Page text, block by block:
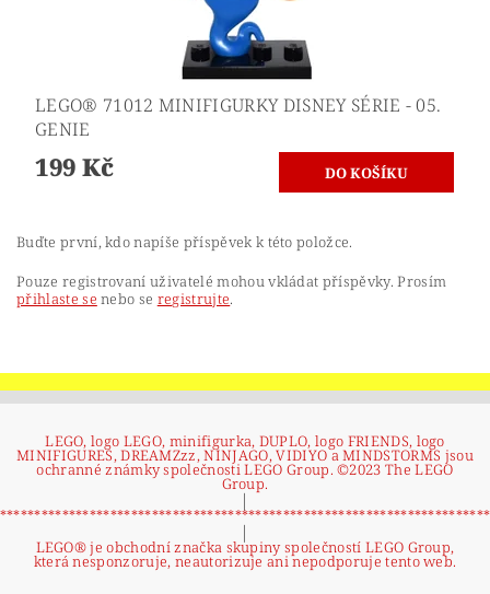
LEGO® 71012 MINIFIGURKY DISNEY SÉRIE - 05.
GENIE
199 Kč
Buďte první, kdo napíše příspěvek k této položce.
Pouze registrovaní uživatelé mohou vkládat příspěvky. Prosím
přihlaste se nebo se registrujte.
LEGO, logo LEGO, minifigurka, DUPLO, logo FRIENDS, logo
MINIFIGURES, DREAMZzz, NINJAGO, VIDIYO a MINDSTORMS jsou
ochranné známky společnosti LEGO Group. ©2023 The LEGO
Group.
|
|
LEGO® je obchodní značka skupiny společností LEGO Group,
která nesponzoruje, neautorizuje ani nepodporuje tento web.